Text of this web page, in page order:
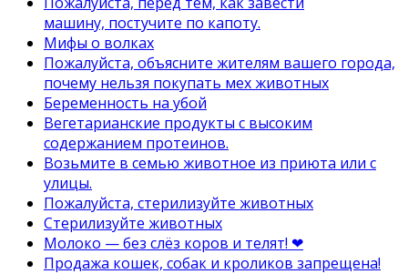
машину, постучите по капоту.
Мифы о волках
Пожалуйста, объясните жителям вашего города,
почему нельзя покупать мех животных
Беременность на убой
Вегетарианские продукты с высоким
содержанием протеинов.
Возьмите в семью животное из приюта или с
улицы.
Пожалуйста, стерилизуйте животных
Стерилизуйте животных
Молоко — без слёз коров и телят! ❤
Продажа кошек, собак и кроликов запрещена!